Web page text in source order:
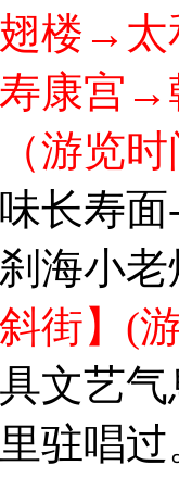
翅楼→
康宫
游览时
长寿
海小
斜街】(
文艺
驻唱